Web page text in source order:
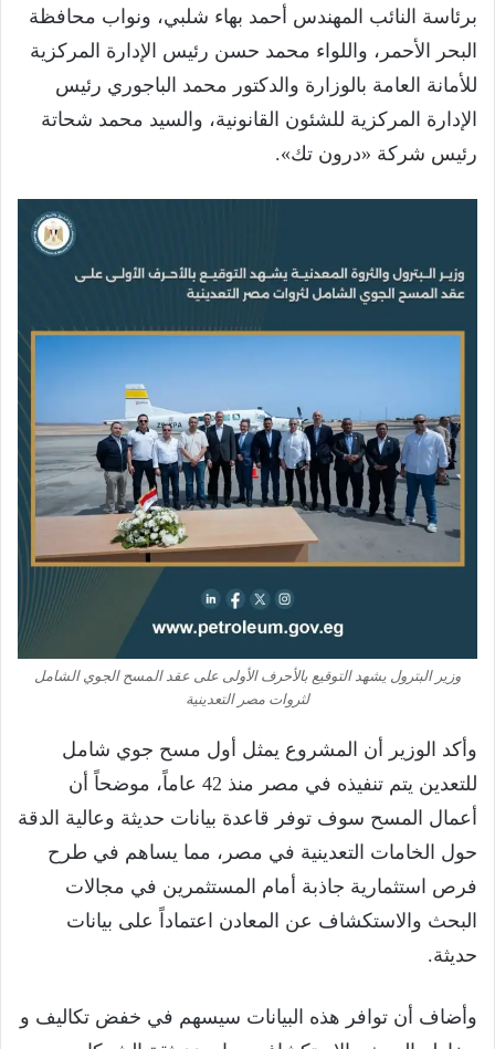
برئاسة النائب المهندس أحمد بهاء شلبي، ونواب محافظة
البحر الأحمر، واللواء محمد حسن رئيس الإدارة المركزية
للأمانة العامة بالوزارة والدكتور محمد الباجوري رئيس
الإدارة المركزية للشئون القانونية، والسيد محمد شحاتة
رئيس شركة «درون تك».
وزير البترول يشهد التوقيع بالأحرف الأولى على عقد المسح الجوي الشامل
لثروات مصر التعدينية
وأكد الوزير أن المشروع يمثل أول مسح جوي شامل
للتعدين يتم تنفيذه في مصر منذ 42 عاماً، موضحاً أن
أعمال المسح سوف توفر قاعدة بيانات حديثة وعالية الدقة
حول الخامات التعدينية في مصر، مما يساهم في طرح
فرص استثمارية جاذبة أمام المستثمرين في مجالات
البحث والاستكشاف عن المعادن اعتماداً على بيانات
حديثة.
وأضاف أن توافر هذه البيانات سيسهم في خفض تكاليف و